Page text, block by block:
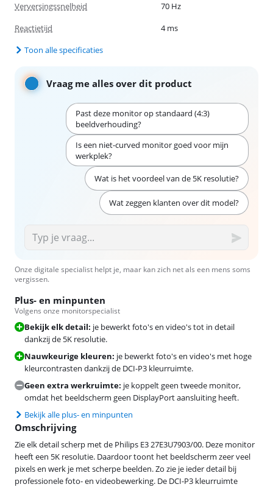
Verversingssnelheid
70 Hz
Reactietijd
4 ms
Toon alle specificaties
Vraag me alles over dit product
Past deze monitor op standaard (4:3)
beeldverhouding?
Is een niet-curved monitor goed voor mijn
werkplek?
Wat is het voordeel van de 5K resolutie?
Wat zeggen klanten over dit model?
Onze digitale specialist helpt je, maar kan zich net als een mens soms
vergissen.
Plus- en minpunten
Volgens onze monitorspecialist
Bekijk elk detail: je bewerkt foto's en video's tot in detail
dankzij de 5K resolutie.
Nauwkeurige kleuren: je bewerkt foto's en video's met hoge
kleurcontrasten dankzij de DCI-P3 kleurruimte.
Geen extra werkruimte: je koppelt geen tweede monitor,
omdat het beeldscherm geen DisplayPort aansluiting heeft.
Bekijk alle plus- en minpunten
Omschrijving
Zie elk detail scherp met de Philips E3 27E3U7903/00. Deze monitor
heeft een 5K resolutie. Daardoor toont het beeldscherm zeer veel
pixels en werk je met scherpe beelden. Zo zie je ieder detail bij
professionele foto- en videobewerking. De DCI-P3 kleurruimte